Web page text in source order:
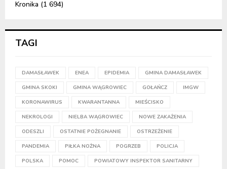
Kronika (1 694)
TAGI
DAMASŁAWEK ENEA EPIDEMIA GMINA DAMASŁAWEK
GMINA SKOKI GMINA WĄGROWIEC GOŁAŃCZ IMGW
KORONAWIRUS KWARANTANNA MIEŚCISKO
NEKROLOGI NIELBA WĄGROWIEC NOWE ZAKAŻENIA
ODESZLI OSTATNIE POŻEGNANIE OSTRZEŻENIE
PANDEMIA PIŁKA NOŻNA POGRZEB POLICJA
POLSKA POMOC POWIATOWY INSPEKTOR SANITARNY